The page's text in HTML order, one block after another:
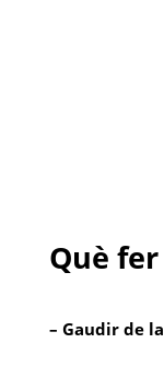
Què
– Gaudir de